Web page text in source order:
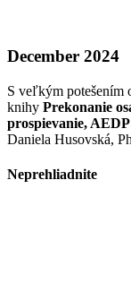
December 2024
S veľkým potešením
knihy Prekonanie
prospievanie, AEDP
Daniela Husovská,
Neprehliadnite